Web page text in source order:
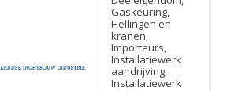
Gaskeuring,
Hellingen en
kranen,
Importeurs,
Installatiewerk
aandrijving,
Installatiewerk